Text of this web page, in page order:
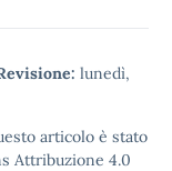
lunedì,
articolo è stato
Attribuzione 4.0